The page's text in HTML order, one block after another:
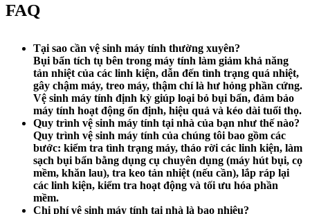
FAQ
Tại sao cần vệ sinh máy tính thường xuyên?
Bụi bẩn tích tụ bên trong máy tính làm giảm khả năng
tản nhiệt của các linh kiện, dẫn đến tình trạng quá nhiệt,
gây chậm máy, treo máy, thậm chí là hư hỏng phần cứng.
Vệ sinh máy tính định kỳ giúp loại bỏ bụi bẩn, đảm bảo
máy tính hoạt động ổn định, hiệu quả và kéo dài tuổi thọ.
Quy trình vệ sinh máy tính tại nhà của bạn như thế nào?
Quy trình vệ sinh máy tính của chúng tôi bao gồm các
bước: kiểm tra tình trạng máy, tháo rời các linh kiện, làm
sạch bụi bẩn bằng dụng cụ chuyên dụng (máy hút bụi, cọ
mềm, khăn lau), tra keo tản nhiệt (nếu cần), lắp ráp lại
các linh kiện, kiểm tra hoạt động và tối ưu hóa phần
mềm.
Chi phí vệ sinh máy tính tại nhà là bao nhiêu?